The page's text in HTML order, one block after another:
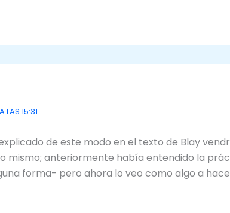
LAS 15:31
de este modo en el texto de Blay
mismo; anteriormente había entendido la
forma- pero ahora lo veo como algo a